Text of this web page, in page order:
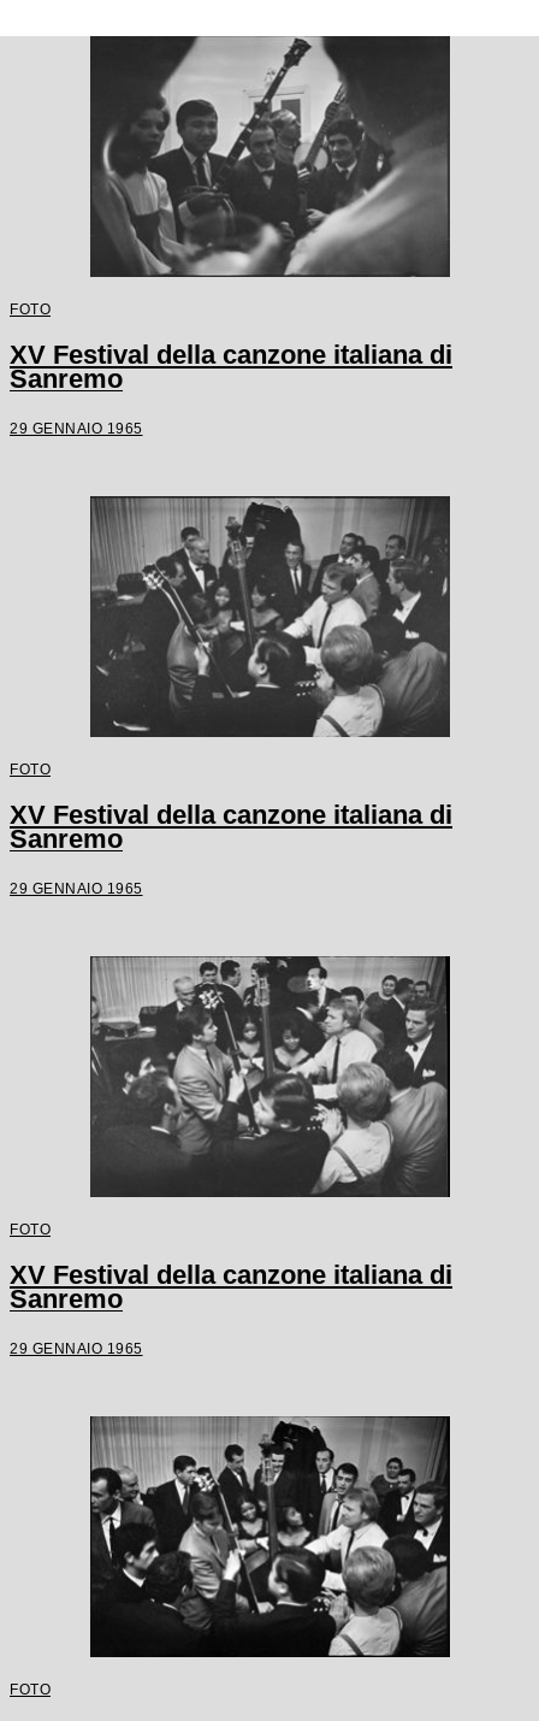
FOTO
XV Festival della canzone italiana di
Sanremo
29 GENNAIO 1965
FOTO
XV Festival della canzone italiana di
Sanremo
29 GENNAIO 1965
FOTO
XV Festival della canzone italiana di
Sanremo
29 GENNAIO 1965
FOTO